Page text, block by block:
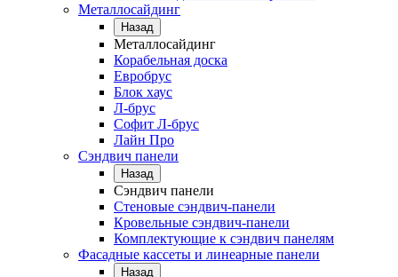
Металлосайдинг
Назад
Металлосайдинг
Корабельная доска
Евробрус
Блок хаус
Л-брус
Софит Л-брус
Лайн Про
Сэндвич панели
Назад
Сэндвич панели
Стеновые сэндвич-панели
Кровельные сэндвич-панели
Комплектующие к сэндвич панелям
Фасадные кассеты и линеарные панели
Назад